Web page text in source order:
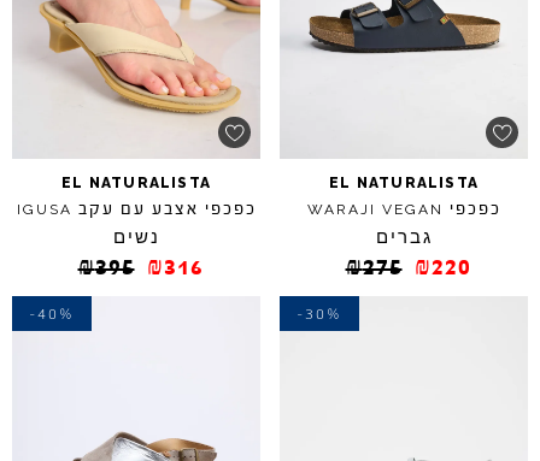
EL NATURALISTA
כפכפי WARAJI VEGAN
גברים
₪275 ₪220
EL NATURALISTA
כפכפי אצבע עם עקב IGUSA
נשים
₪395 ₪316
-30%
-40%